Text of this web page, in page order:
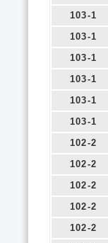
103-1
103-1
103-1
103-1
103-1
103-1
102-2
102-2
102-2
102-2
102-2